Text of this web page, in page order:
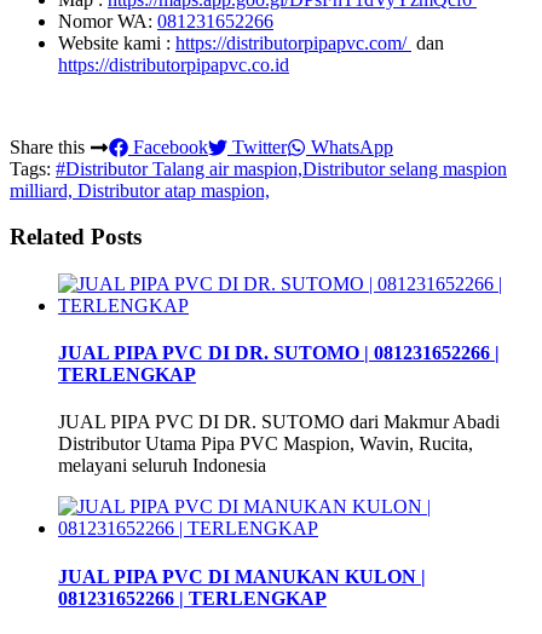
Nomor WA: 081231652266
Website kami : https://distributorpipapvc.com/ dan
https://distributorpipapvc.co.id
Share this Facebook Twitter
WhatsApp
Tags: #Distributor Talang air maspion,Distributor selang maspion
milliard, Distributor atap maspion,
Related Posts
JUAL PIPA PVC DI DR. SUTOMO | 081231652266 |
TERLENGKAP
JUAL PIPA PVC DI DR. SUTOMO dari Makmur Abadi
Distributor Utama Pipa PVC Maspion, Wavin, Rucita,
melayani seluruh Indonesia
JUAL PIPA PVC DI MANUKAN KULON |
081231652266 | TERLENGKAP